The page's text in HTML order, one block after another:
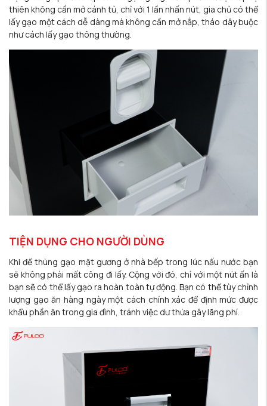
thiên không cần mở cánh tủ, chỉ với 1 lần nhấn nút, gia chủ có thể
lấy gạo một cách dễ dàng mà không cần mở nắp, tháo dây buộc
như cách lấy gạo thông thường.
TIỆN DỤNG CHO NGƯỜI DÙNG
Khi để thùng gạo mặt gương ở nhà bếp trong lúc nấu nước bạn
sẽ không phải mất công đi lấy. Cộng với đó, chỉ với một nút ấn là
bạn sẽ có thể lấy gạo ra hoàn toàn tự động. Bạn có thể tùy chỉnh
lượng gạo ăn hàng ngày một cách chính xác để định mức được
khẩu phần ăn trong gia đình, tránh việc dư thừa gây lãng phí.